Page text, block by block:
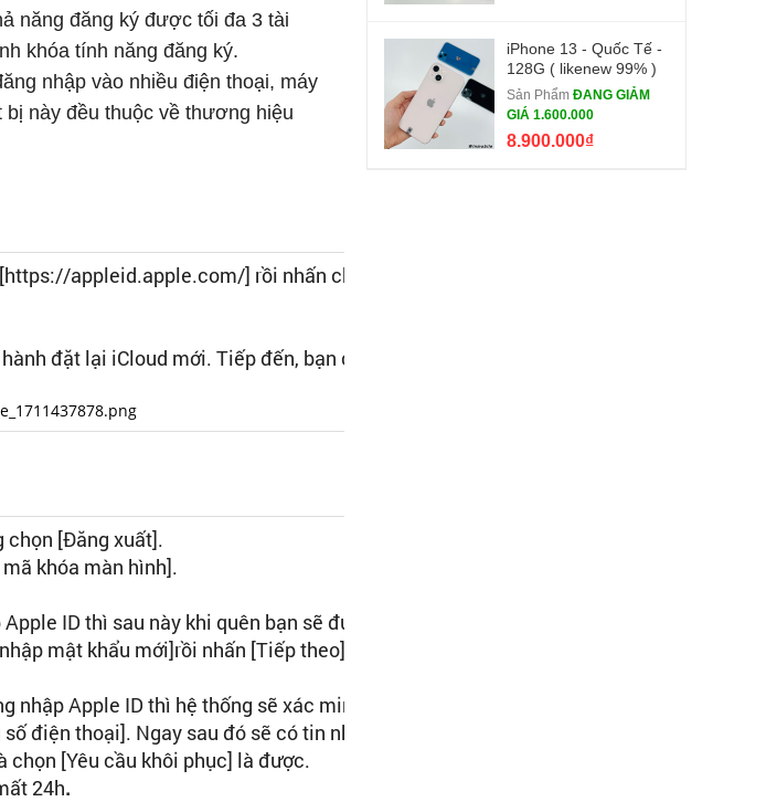
năng đăng ký được tối đa 3 tài
khóa tính năng đăng ký.
nhập vào nhiều điện thoại, máy
này đều thuộc về thương hiệu
appleid.apple.com/] rồi nhấn chọn
đặt lại iCloud mới. Tiếp đến, bạn chọn
chọn [Đăng xuất].
khóa màn hình].
ID thì sau này khi quên bạn sẽ được
mật khẩu mới]rồi nhấn [Tiếp theo] là
Apple ID thì hệ thống sẽ xác minh qua
điện thoại]. Ngay sau đó sẽ có tin nhắn xác
chọn [Yêu cầu khôi phục] là được.
24h.
iPhone 13 - Quốc Tế -
128G ( likenew 99% )
Sản Phẩm ĐANG GIẢM
GIÁ 1.600.000
8.900.000₫